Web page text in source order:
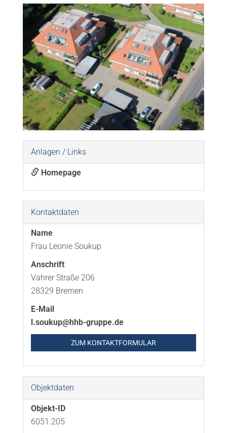
Anlagen / Links
Homepage
Kontaktdaten
Name
Frau Leonie Soukup
Anschrift
Vahrer Straße 206
28329 Bremen
E-Mail
l.soukup@hhb-gruppe.de
ZUM KONTAKTFORMULAR
Objektdaten
Objekt-ID
6051.205